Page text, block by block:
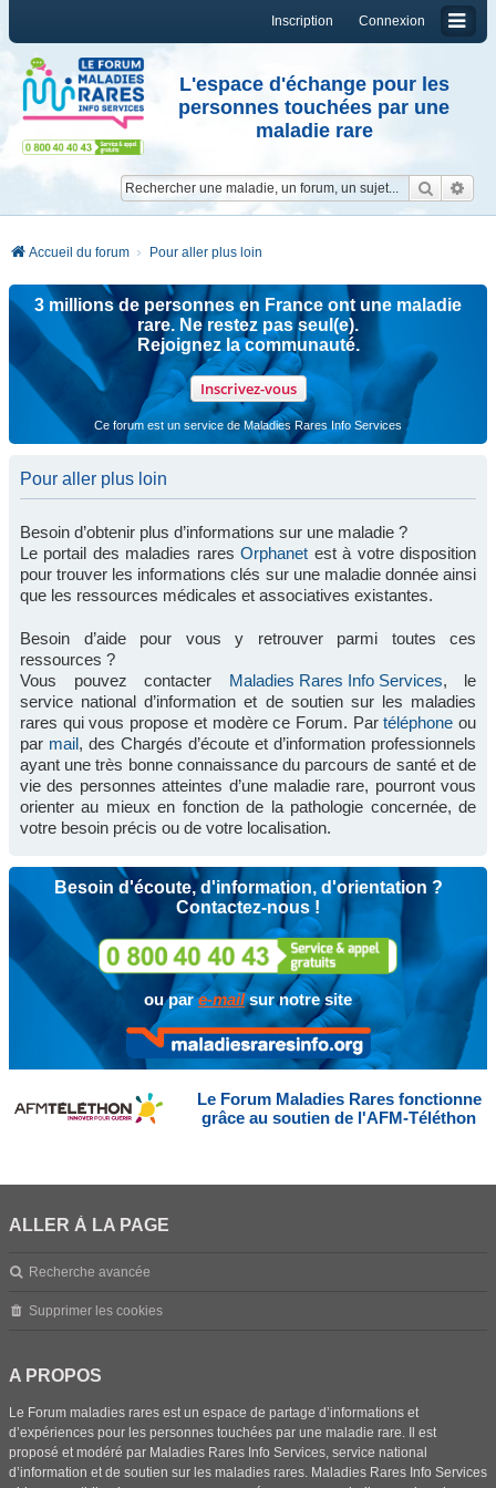
Connexion
Inscription
L'espace d'échange pour les
personnes touchées par une
maladie rare
Accueil du forum Pour aller plus loin
3 millions de personnes en France ont une maladie
rare. Ne restez pas seul(e).
Rejoignez la communauté.
Inscrivez-vous
Ce forum est un service de Maladies Rares Info Services
Pour aller plus loin
Besoin d’obtenir plus d’informations sur une maladie ?
Le portail des maladies raresOrphanet est à votre disposition
pour trouver les informations clés sur une maladie donnée ainsi
que les ressources médicales et associatives existantes.
Besoin d’aide pour vous y retrouver parmi toutes ces
ressources ?
Vous pouvez contacter Maladies Rares Info Services, le
service national d’information et de soutien sur les maladies
rares qui vous propose et modère ce Forum. Partéléphone ou
par mail, des Chargés d’écoute et d’information professionnels
ayant une très bonne connaissance du parcours de santé et de
vie des personnes atteintes d’une maladie rare, pourront vous
orienter au mieux en fonction de la pathologie concernée, de
votre besoin précis ou de votre localisation.
Besoin d'écoute, d'information, d'orientation ?
Contactez-nous !
ou pare-mailsur notre site
Le Forum Maladies Rares fonctionne
grâce au soutien de l'AFM-Téléthon
ALLER À LA PAGE
Recherche avancée
Supprimer les cookies
A PROPOS
Le Forum maladies rares est un espace de partage d’informations et
d’expériences pour les personnes touchées par une maladie rare. Il est
proposé et modéré par Maladies Rares Info Services, service national
d’information et de soutien sur les maladies rares. Maladies Rares Info Services